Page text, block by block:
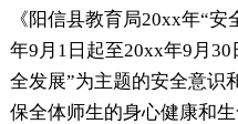
《阳信县教育局20xx年“
年9月1日起至20xx年9月
全发展”为主题的安全意识
保全体师生的身心健康和